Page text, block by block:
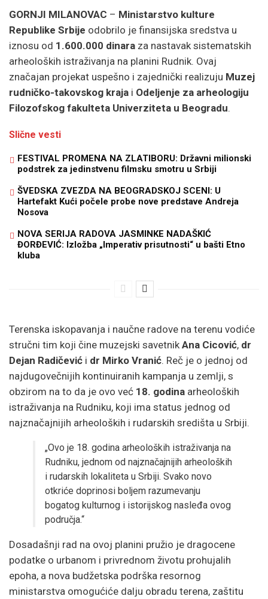
GORNJI MILANOVAC – Ministarstvo kulture
Republike Srbije odobrilo je finansijska sredstva u
iznosu od 1.600.000 dinara za nastavak sistematskih
arheoloških istraživanja na planini Rudnik. Ovaj
značajan projekat uspešno i zajednički realizuju Muzej
rudničko-takovskog kraja i Odeljenje za arheologiju
Filozofskog fakulteta Univerziteta u Beogradu.
Slične vesti
FESTIVAL PROMENA NA ZLATIBORU: Državni milionski
podstrek za jedinstvenu filmsku smotru u Srbiji
ŠVEDSKA ZVEZDA NA BEOGRADSKOJ SCENI: U
Hartefakt Kući počele probe nove predstave Andreja
Nosova
NOVA SERIJA RADOVA JASMINKE NADAŠKIĆ
ĐORĐEVIĆ: Izložba „Imperativ prisutnosti“ u bašti Etno
kluba
Terenska iskopavanja i naučne radove na terenu vodiće
stručni tim koji čine muzejski savetnik Ana Cicović, dr
Dejan Radičević i dr Mirko Vranić. Reč je o jednoj od
najdugovečnijih kontinuiranih kampanja u zemlji, s
obzirom na to da je ovo već 18. godina arheoloških
istraživanja na Rudniku, koji ima status jednog od
najznačajnijih arheoloških i rudarskih središta u Srbiji.
„Ovo je 18. godina arheoloških istraživanja na
Rudniku, jednom od najznačajnijih arheoloških
i rudarskih lokaliteta u Srbiji. Svako novo
otkriće doprinosi boljem razumevanju
bogatog kulturnog i istorijskog nasleđa ovog
područja.“
Dosadašnji rad na ovoj planini pružio je dragocene
podatke o urbanom i privrednom životu prohujalih
epoha, a nova budžetska podrška resornog
ministarstva omogućiće dalju obradu terena, zaštitu